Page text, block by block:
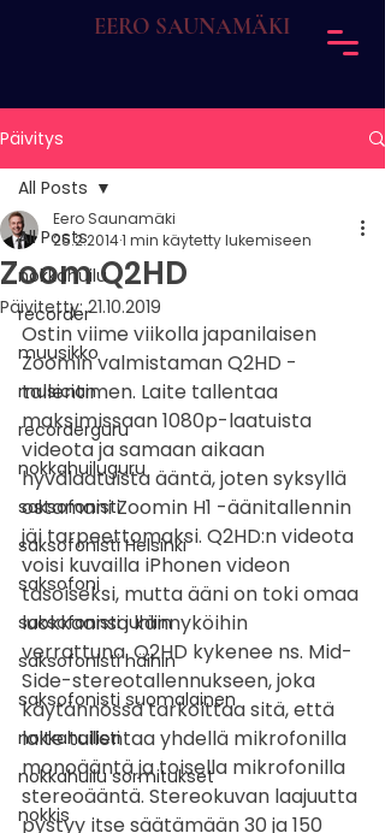
EERO SAUNAMÄKI
Päivitys
All Posts
nokkahuilu
recorder
muusikko
musician
recorderguru
nokkahuiluguru
saksofonisti
saksofonisti Helsinki
saksofoni
saksofonisti juhliin
saksofonisti häihin
saksofonisti suomalainen
nokkahuilisti
nokkahuilu sormitukset
nokkis
All Posts
Zoom Q2HD
Eero Saunamäki
25.2.20141 min käytetty lukemiseen
Päivitetty:21.10.2019
Ostin viime viikolla japanilaisen
Zoomin valmistaman Q2HD -
tallentimen. Laite tallentaa
maksimissaan 1080p-laatuista
videota ja samaan aikaan
hyvälaatuista ääntä, joten syksyllä
ostamani Zoomin H1 -äänitallennin
jäi tarpeettomaksi. Q2HD:n videota
voisi kuvailla iPhonen videon
tasoiseksi, mutta ääni on toki omaa
luokkaansa kännyköihin
verrattuna. Q2HD kykenee ns. Mid-
Side-stereotallennukseen, joka
käytännössä tarkoittaa sitä, että
laite tallentaa yhdellä mikrofonilla
monoääntä ja toisella mikrofonilla
stereoääntä. Stereokuvan laajuutta
pystyy itse säätämään 30 ja 150